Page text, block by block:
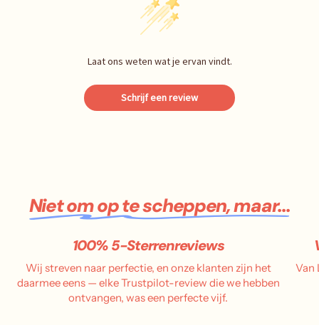
Laat ons weten wat je ervan vindt.
Schrijf een review
Niet om op te scheppen, maar...
100% 5-Sterrenreviews
Wij streven naar perfectie, en onze klanten zijn het
daarmee eens — elke Trustpilot-review die we hebben
ontvangen, was een perfecte vijf.
Van